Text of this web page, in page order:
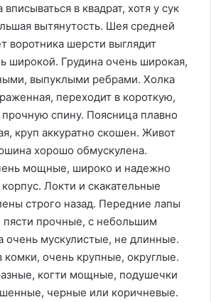
в квадрат, хотя у сук
вытянутость. Шея средней
воротника шерсти выглядит
широкой. Грудина очень широкая,
выпуклыми ребрами. Холка
переходит в короткую,
спину. Поясница плавно
круп аккуратно скошен. Живот
хорошо обмускулена.
мощные, широко и надежно
Локти и скакательные
строго назад. Передние лапы
пясти прочные, с небольшим
очень мускулистые, не длинные.
комки, очень крупные, округлые.
когти мощные, подушечки
черные или коричневые.